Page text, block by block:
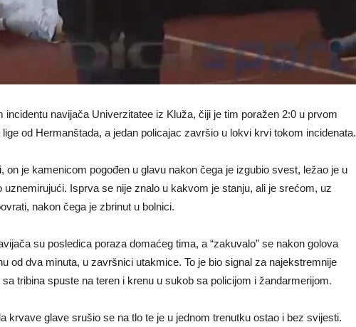
incidentu navijača Univerzitatee iz Kluža, čiji je tim poražen 2:0 u prvom
od Hermanštada, a jedan policajac završio u lokvi krvi tokom incidenata.
on je kamenicom pogođen u glavu nakon čega je izgubio svest, ležao je u
uznemirujući. Isprva se nije znalo u kakvom je stanju, ali je srećom, uz
nakon čega je zbrinut u bolnici.
su posledica poraza domaćeg tima, a “zakuvalo” se nakon golova
od dva minuta, u završnici utakmice. To je bio signal za najekstremnije
tribina spuste na teren i krenu u sukob sa policijom i žandarmerijom.
krvave glave srušio se na tlo te je u jednom trenutku ostao i bez svijesti.